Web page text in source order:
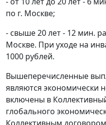
по г. Москве;
- свыше 20 лет - 12 мин.
Москве. При уходе на
1000 рублей.
Вышеперечисленные
являются экономически
включены в
глобального